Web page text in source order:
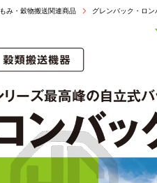
もみ・穀物搬送関連商品 グレンバック・ロン